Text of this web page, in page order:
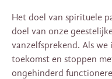
Het doel van spirituele
doel van onze
vanzelfsprekend. Als
toekomst en stoppen
ongehinderd